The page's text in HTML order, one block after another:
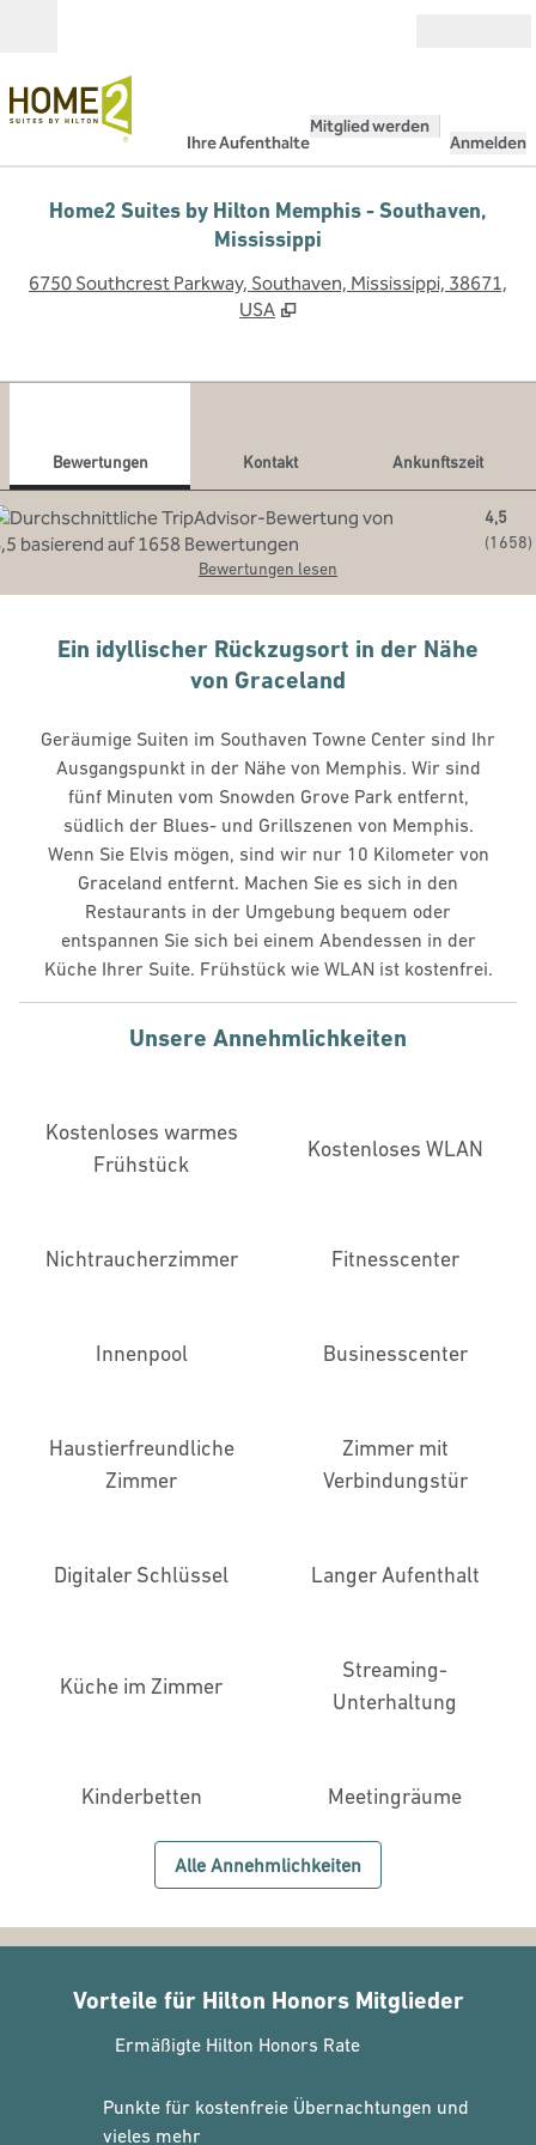
Ihre Aufenthalte
Mitglied werden
Anmelden
Home2 Suites by Hilton Memphis - Southaven,
Mississippi
6750 Southcrest Parkway, Southaven, Mississippi, 38671,
USA
Bewertungen Kontakt
Ankunftszeit
4,5
(1658)
Bewertungen lesen
Ein idyllischer Rückzugsort in der Nähe
von Graceland
Geräumige Suiten im Southaven Towne Center sind Ihr
Ausgangspunkt in der Nähe von Memphis. Wir sind
fünf Minuten vom Snowden Grove Park entfernt,
südlich der Blues- und Grillszenen von Memphis.
Wenn Sie Elvis mögen, sind wir nur 10 Kilometer von
Graceland entfernt. Machen Sie es sich in den
Restaurants in der Umgebung bequem oder
entspannen Sie sich bei einem Abendessen in der
Küche Ihrer Suite. Frühstück wie WLAN ist kostenfrei.
Unsere Annehmlichkeiten
Kostenloses warmes
Frühstück
Kostenloses WLAN
Nichtraucher­zimmer Fitnesscenter
Innenpool Business­center
Haustier­freundliche
Zimmer
Zimmer mit
Verbindungstür
Digitaler Schlüssel Langer Aufenthalt
Küche im Zimmer
Streaming-
Unterhaltung
Kinderbetten Meeting­räume
Alle Annehmlichkeiten
Vorteile für Hilton Honors Mitglieder
Ermäßigte Hilton Honors Rate
Punkte für kostenfreie Übernachtungen und
vieles mehr